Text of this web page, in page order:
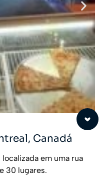
Canadá
em uma rua
30 lugares.